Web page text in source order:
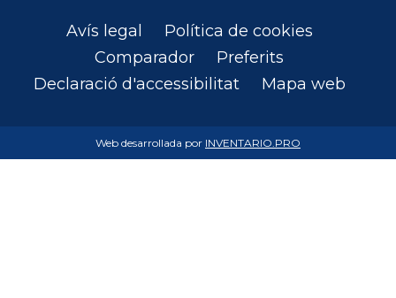
Avís legal
Política de cookies
Comparador
Preferits
Declaració d'accessibilitat
Mapa web
Web desarrollada por INVENTARIO.PRO